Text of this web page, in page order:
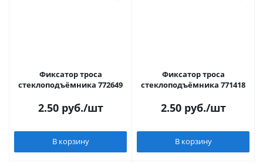
Фиксатор троса
стеклоподъёмника 772649
2.50руб./шт
В корзину
Фиксатор троса
стеклоподъёмника 771418
2.50руб./шт
В корзину